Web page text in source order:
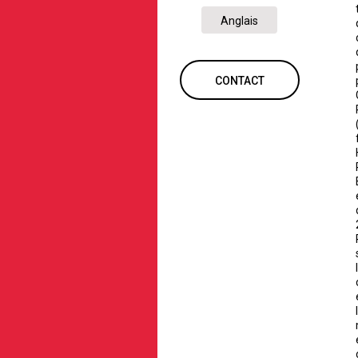
Anglais
CONTACT